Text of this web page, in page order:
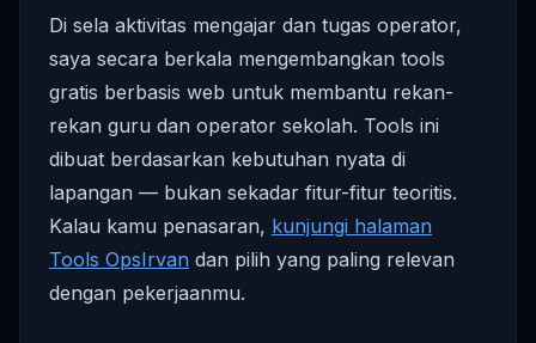
Di sela aktivitas mengajar dan tugas operator,
saya secara berkala mengembangkan tools
gratis berbasis web untuk membantu rekan-
rekan guru dan operator sekolah. Tools ini
dibuat berdasarkan kebutuhan nyata di
lapangan — bukan sekadar fitur-fitur teoritis.
Kalau kamu penasaran, kunjungi halaman
Tools OpsIrvan dan pilih yang paling relevan
dengan pekerjaanmu.